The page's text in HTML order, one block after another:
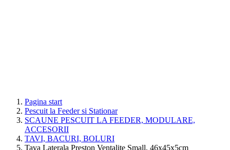
Pagina start
Pescuit la Feeder si Stationar
SCAUNE PESCUIT LA FEEDER, MODULARE,
ACCESORII
TAVI, BACURI, BOLURI
Tava Laterala Preston Ventalite Small, 46x45x5cm